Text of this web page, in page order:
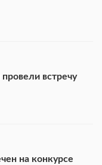
встречу
на конкурсе